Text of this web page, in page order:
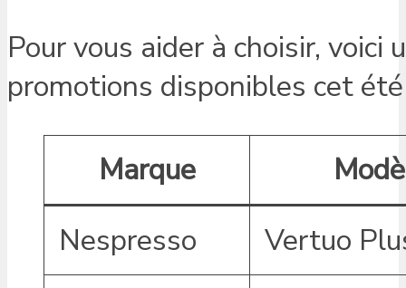
Pour vous aider à choisir,
promotions disponibles cet
Marque
Nespresso
Vertuo